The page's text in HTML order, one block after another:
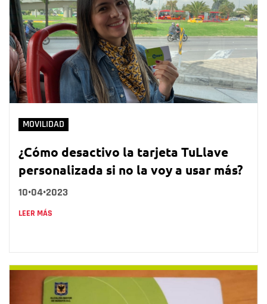
MOVILIDAD
¿Cómo desactivo la tarjeta TuLlave
personalizada si no la voy a usar más?
10•04•2023
LEER MÁS